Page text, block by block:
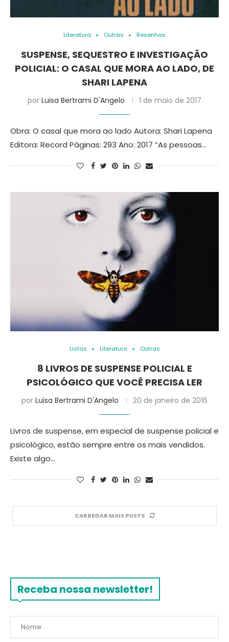
Literatura Outras Resenhas
SUSPENSE, SEQUESTRO E INVESTIGAÇÃO
POLICIAL: O CASAL QUE MORA AO LADO, DE
SHARI LAPENA
por Luisa Bertrami D'Angelo 1 de maio de 2017
Obra: O casal que mora ao lado Autora: Shari Lapena
Editora: Record Páginas: 293 Ano: 2017 “As pessoas…
Listas Literatura Outras
8 LIVROS DE SUSPENSE POLICIAL E
PSICOLÓGICO QUE VOCÊ PRECISA LER
por Luisa Bertrami D'Angelo 20 de janeiro de 2016
Livros de suspense, em especial de suspense policial e
psicológico, estão sempre entre os mais vendidos.
Existe algo…
CARREGAR MAIS POSTS
Receba nossa newsletter!